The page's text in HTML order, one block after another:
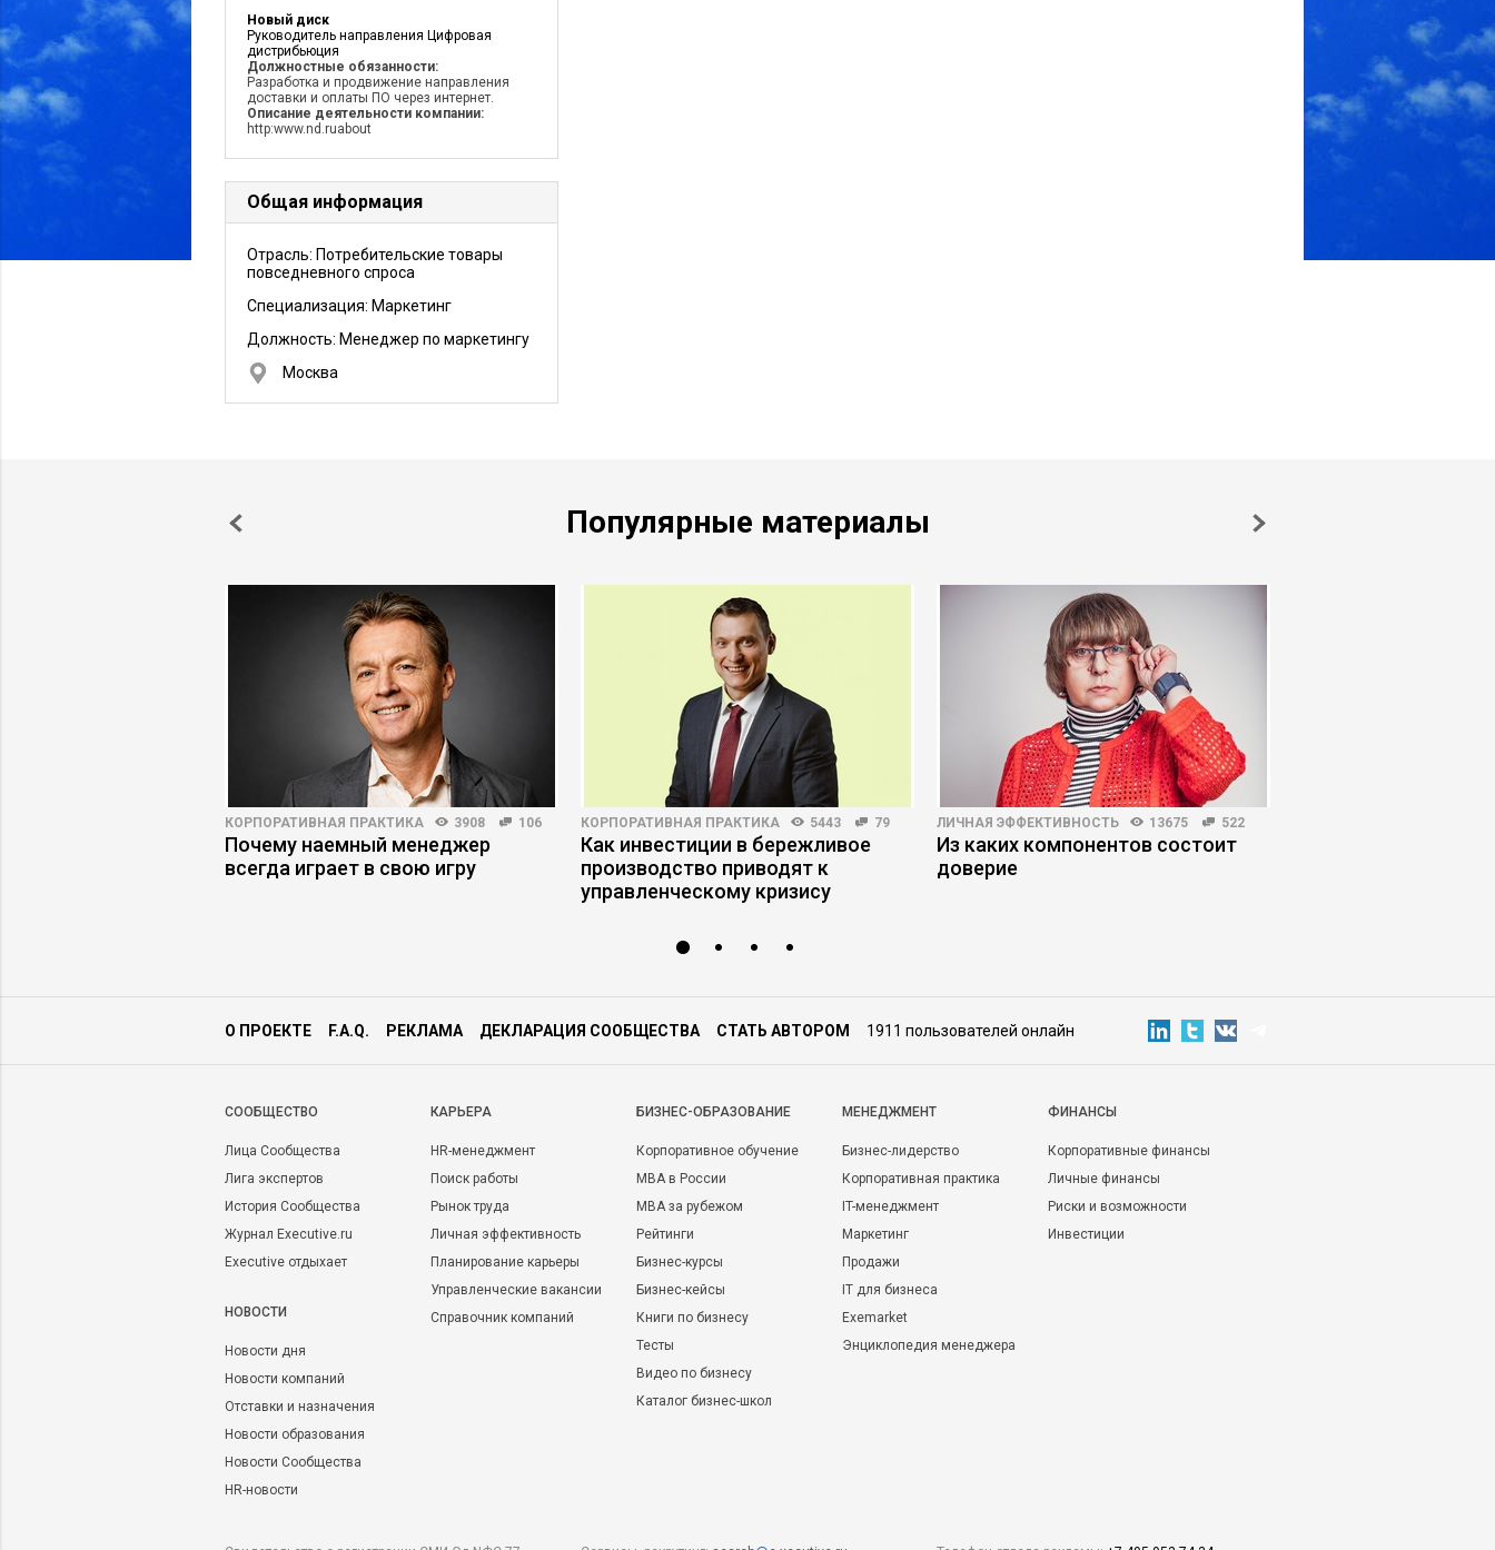
Новый диск
Руководитель направления Цифровая
дистрибьюция
Должностные обязанности:
Разработка и продвижение направления
доставки и оплаты ПО через интернет.
Описание деятельности компании:
http:www.nd.ruabout
Общая информация
Отрасль: Потребительские товары
повседневного спроса
Специализация: Маркетинг
Должность: Менеджер по маркетингу
Москва
Популярные материалы
КОРПОРАТИВНАЯ ПРАКТИКА 3908 106
Почему наемный менеджер
всегда играет в свою игру
КОРПОРАТИВНАЯ ПРАКТИКА 5443 79
Как инвестиции в бережливое
производство приводят к
управленческому кризису
ЛИЧНАЯ ЭФФЕКТИВНОСТЬ 13675 522
Из каких компонентов состоит
доверие
О ПРОЕКТЕ F.A.Q. РЕКЛАМА ДЕКЛАРАЦИЯ СООБЩЕСТВА СТАТЬ АВТОРОМ 1911 пользователей онлайн
CООБЩЕСТВО
Лица Сообщества
Лига экспертов
История Сообщества
Журнал Executive.ru
Executive отдыхает
НОВОСТИ
Новости дня
Новости компаний
Отставки и назначения
Новости образования
Новости Сообщества
HR-новости
КАРЬЕРА
HR-менеджмент
Поиск работы
Рынок труда
Личная эффективность
Планирование карьеры
Управленческие вакансии
Справочник компаний
БИЗНЕС-ОБРАЗОВАНИЕ
Корпоративное обучение
MBA в России
MBA за рубежом
Рейтинги
Бизнес-курсы
Бизнес-кейсы
Книги по бизнесу
Тесты
Видео по бизнесу
Каталог бизнес-школ
МЕНЕДЖМЕНТ
Бизнес-лидерство
Корпоративная практика
IT-менеджмент
Маркетинг
Продажи
IT для бизнеса
Exemarket
Энциклопедия менеджера
ФИНАНСЫ
Корпоративные финансы
Личные финансы
Риски и возможности
Инвестиции